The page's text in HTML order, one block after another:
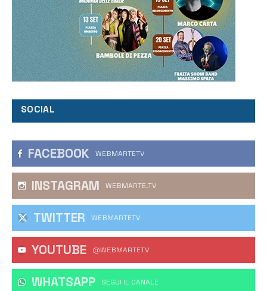
SOCIAL
FACEBOOK WEBMARTETV
INSTAGRAM WEBMARTE.TV
TWITTER WEBMARTETV
YOUTUBE @WEBMARTETV
WHATSAPP ‎SEGUI IL CANALE